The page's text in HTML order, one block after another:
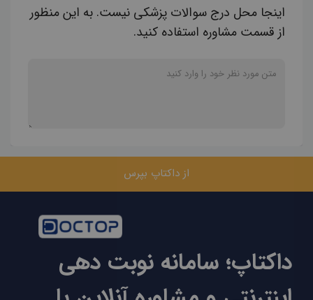
اینجا محل درج سوالات پزشکی نیست. به این منظور
از قسمت مشاوره استفاده کنید.
از داکتاپ بپرس
داکتاپ؛ سامانه نوبت دهی